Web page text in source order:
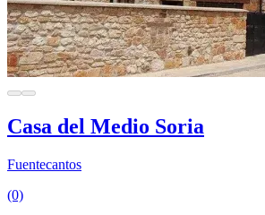
Casa del Medio Soria
Fuentecantos
(0)